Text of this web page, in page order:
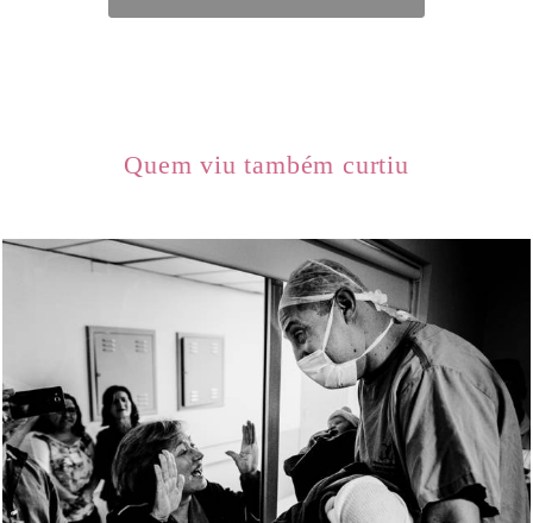
Quem viu também curtiu
1850 0